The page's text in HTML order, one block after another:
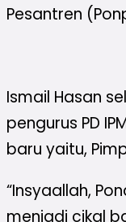
Pesantren
Ismail Hasan
pengurus PD
baru yaitu,
“Insyaallah,
menjadi cikal